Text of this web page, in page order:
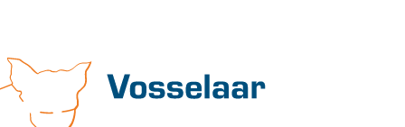
inhoud
Vosselaar